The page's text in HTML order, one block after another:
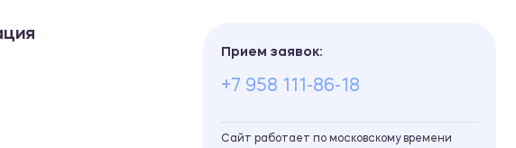
Прием заявок:
+7 958 111-86-18
Сайт работает по московскому времени